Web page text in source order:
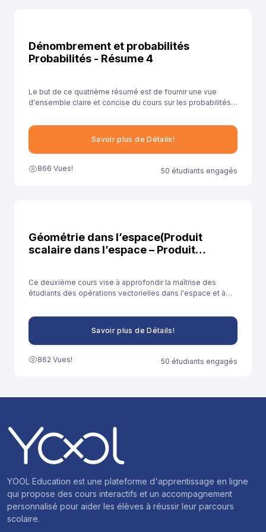
Dénombrement et probabilités
Probabilités - Résume 4
Le but de ce quatrième résumé est de fournir une vue
d'ensemble claire et concise du cours sur les probabilités,
méthodes d'enseignement.
Savoir plus de Détails!
866 Vues! 50 étudiants engagés
Géométrie dans l’espace(Produit
scalaire dans l’espace – Produit
Ce deuxième cours vise à approfondir la maîtrise des
étudiants des opérations vectorielles dans l'espace et à
mathématiques et scientifiques complexes.
Savoir plus de Détails!
862 Vues! 50 étudiants engagés
YOOL Education est une plateforme d'apprentissage en ligne
qui propose des cours interactifs et un accompagnement
personnalisé pour aider les élèves à réussir leur parcours
scolaire.